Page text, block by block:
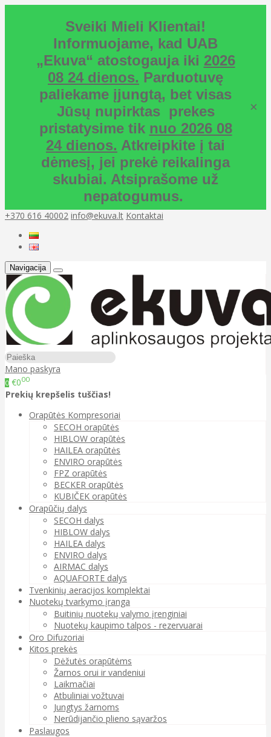
Sveiki Mieli Klientai!
Informuojame, kad UAB
„Ekuva“ atostogauja iki 2026
08 24 dienos. Parduotuvę
paliekame įjungtą, bet visas
Jūsų nupirktas prekes
pristatysime tik nuo 2026 08
24 dienos. Atkreipkite į tai
dėmesį, jei prekė reikalinga
skubiai. Atsiprašome už
nepatogumus.
×
+370 616 40002 info@ekuva.lt Kontaktai
Navigacija
Mano paskyra
0 €000
Prekių krepšelis tuščias!
Orapūtės Kompresoriai
SECOH orapūtės
HIBLOW orapūtės
HAILEA orapūtės
ENVIRO orapūtės
FPZ orapūtės
BECKER orapūtės
KUBIČEK orapūtės
Orapūčių dalys
SECOH dalys
HIBLOW dalys
HAILEA dalys
ENVIRO dalys
AIRMAC dalys
AQUAFORTE dalys
Tvenkinių aeracijos komplektai
Nuotekų tvarkymo įranga
Buitinių nuotekų valymo įrenginiai
Nuotekų kaupimo talpos - rezervuarai
Oro Difuzoriai
Kitos prekės
Dėžutės orapūtėms
Žarnos orui ir vandeniui
Laikmačiai
Atbuliniai vožtuvai
Jungtys žarnoms
Nerūdijančio plieno sąvaržos
Paslaugos